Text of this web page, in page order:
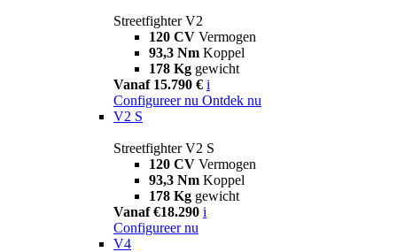
Streetfighter V2
120 CV Vermogen
93,3 Nm Koppel
178 Kg gewicht
Vanaf 15.790 € i
Configureer nu Ontdek nu
V2 S
Streetfighter V2 S
120 CV Vermogen
93,3 Nm Koppel
178 Kg gewicht
Vanaf €18.290 i
Configureer nu
V4